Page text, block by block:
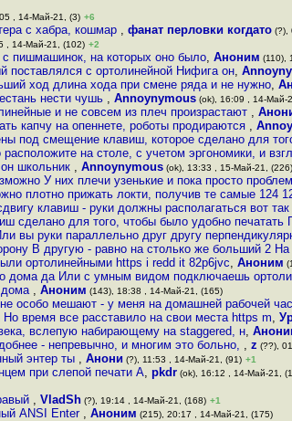
, 14-Май-21, (3) +6
с хабра, кошмар , фанат перловки когдато (?),
, 14-Май-21, (102) +2
пишмашинок, на которых оно было, Аноним (110),
поставлялся с ортолинейной Нифига он,
ход длина хода при смене ряда и не нужно,
нести чушь , Annoynymous (ok), 16:09 , 14-Май-
и не совсем из плеч произрастают ,
капчу на опеннете, роботы продираются ,
под смещение клавиш, которое сделано для
на столе, с учетом эргономики, и
школьник , Annoynymous (ok), 13:33 , 15-Май-21, (226)
У них плечи узенькие и пока просто
плотно прижать локти, получив те самые 124
клавиш - руки должны располагаться вот так
сделано для того, чтобы было удобно печатать
вы руки параллельно друг другу
В другую - равно на столько же больший 2 На
ортолинейными https i redd it 82p6jvc, Аноним
дома да Или с умным видом подключаешь
дома , Аноним (143), 18:38 , 14-Май-21, (165)
особо мешают - у меня на домашней рабочей
время все расставило на свои места https m,
вслепую набирающему на staggered, н,
- непревычно, и многим это больно, , z (??),
энтер ты , Анони (?), 11:53 , 14-Май-21, (91) +1
при слепой печати А, pkdr (ok), 16:12 , 14-Май-21,
, VladSh (?), 19:14 , 14-Май-21, (168) +1
ANSI Enter , Аноним (215), 20:17 , 14-Май-21, (175)